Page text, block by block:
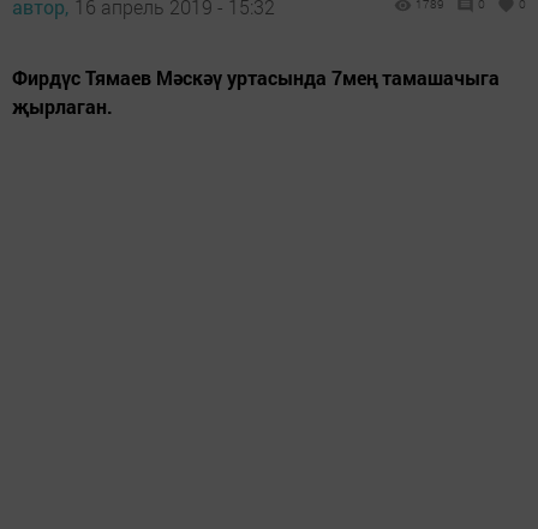
автор, 16 апрель 2019 - 15:32 1789 0 0
Фирдүс Тямаев Мәскәү уртасында 7мең тамашачыга
җырлаган.